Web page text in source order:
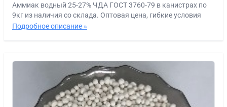
Аммиак водный 25-27% ЧДА ГОСТ 3760-79 в канистрах по
9кг из наличия со склада. Оптовая цена, гибкие условия
Подробное описание »